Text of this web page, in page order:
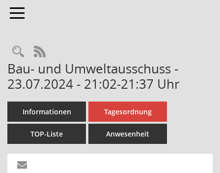
Toggle navigation
Rechercheauswahl
RSS-Feed
Bau- und Umweltausschuss -
23.07.2024 - 21:02-21:37 Uhr
Informationen Tagesordnung
TOP-Liste Anwesenheit